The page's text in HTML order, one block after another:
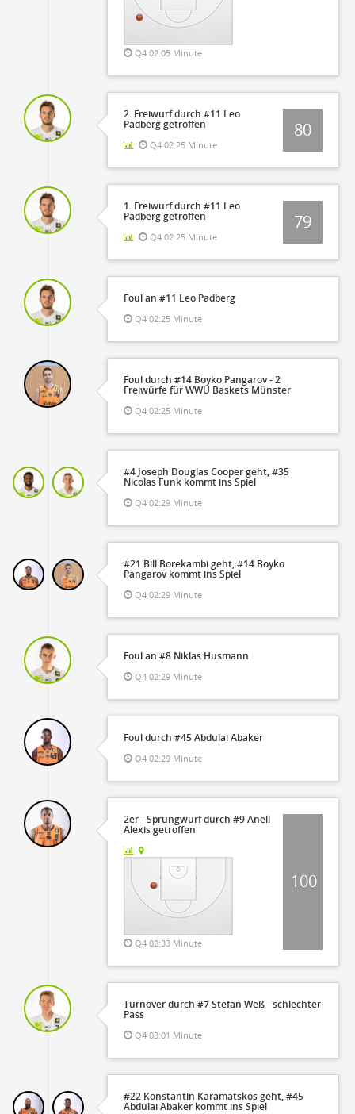
Q4 02:05 Minute
2. Freiwurf durch #11 Leo
Padberg getroffen
Q4 02:25 Minute
80
1. Freiwurf durch #11 Leo
Padberg getroffen
Q4 02:25 Minute
79
Foul an #11 Leo Padberg
Q4 02:25 Minute
Foul durch #14 Boyko Pangarov - 2
Freiwürfe für WWU Baskets Münster
Q4 02:25 Minute
#4 Joseph Douglas Cooper geht, #35
Nicolas Funk kommt ins Spiel
Q4 02:29 Minute
#21 Bill Borekambi geht, #14 Boyko
Pangarov kommt ins Spiel
Q4 02:29 Minute
Foul an #8 Niklas Husmann
Q4 02:29 Minute
Foul durch #45 Abdulai Abaker
Q4 02:29 Minute
2er - Sprungwurf durch #9 Anell
Alexis getroffen
Q4 02:33 Minute
100
Turnover durch #7 Stefan Weß - schlechter
Pass
Q4 03:01 Minute
#22 Konstantin Karamatskos geht, #45
Abdulai Abaker kommt ins Spiel